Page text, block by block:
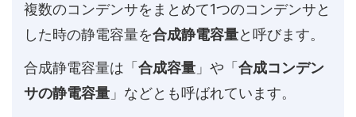
複数のコンデンサをまとめて1つのコンデンサと
した時の静電容量を合成静電容量と呼びます。
合成静電容量は「 合成容量 」や「 合成コンデン
サの静電容量 」などとも呼ばれています。